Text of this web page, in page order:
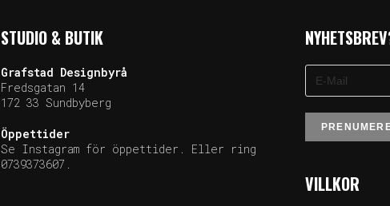
STUDIO & BUTIK
Grafstad Designbyrå
Fredsgatan 14
172 33 Sundbyberg
Öppettider
Se Instagram för öppettider. Eller ring
0739373607.
VILLKOR